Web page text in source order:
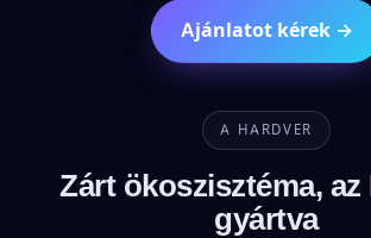
Ajánlatot kérek →
A HARDVER
Zárt ökoszisztéma, az
gyártva